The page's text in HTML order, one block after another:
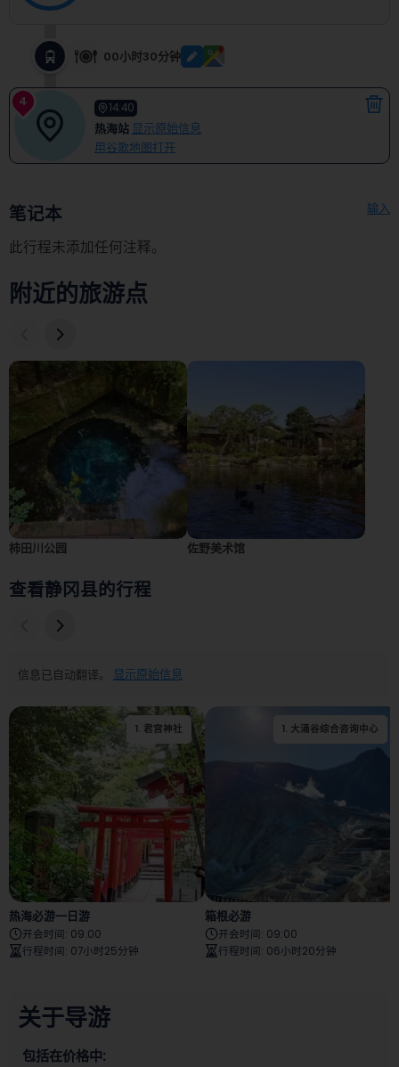
00小时30分钟
4 14:40
热海站 显示原始信息
用谷歌地图打开
笔记本 输入
此行程未添加任何注释。
附近的旅游点
柿田川公园 佐野美术馆
查看静冈县的行程
信息已自动翻译。 显示原始信息
1. 君宫神社 2. 纪云阁
热海必游一日游
开会时间: 09:00
行程时间: 07小时25分钟
1. 大涌谷综合咨询中心
箱根必游
开会时间: 09:00
行程时间: 06小时20分钟
关于导游
包括在价格中: